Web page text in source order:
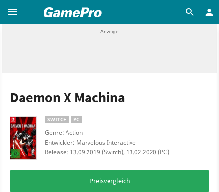
Daemon X Machina
SWITCH PC
Genre: Action
Entwickler: Marvelous Interactive
Release: 13.09.2019 (Switch), 13.02.2020 (PC)
Preisvergleich